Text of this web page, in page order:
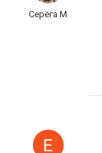
Серёга М